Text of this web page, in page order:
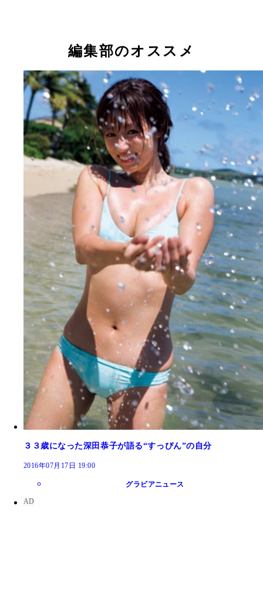
編集部のオススメ
３３歳になった深田恭子が語る“すっぴん”の自分
2016年07月17日 19:00
グラビアニュース